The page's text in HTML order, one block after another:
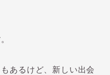
あるけど、新しい出会